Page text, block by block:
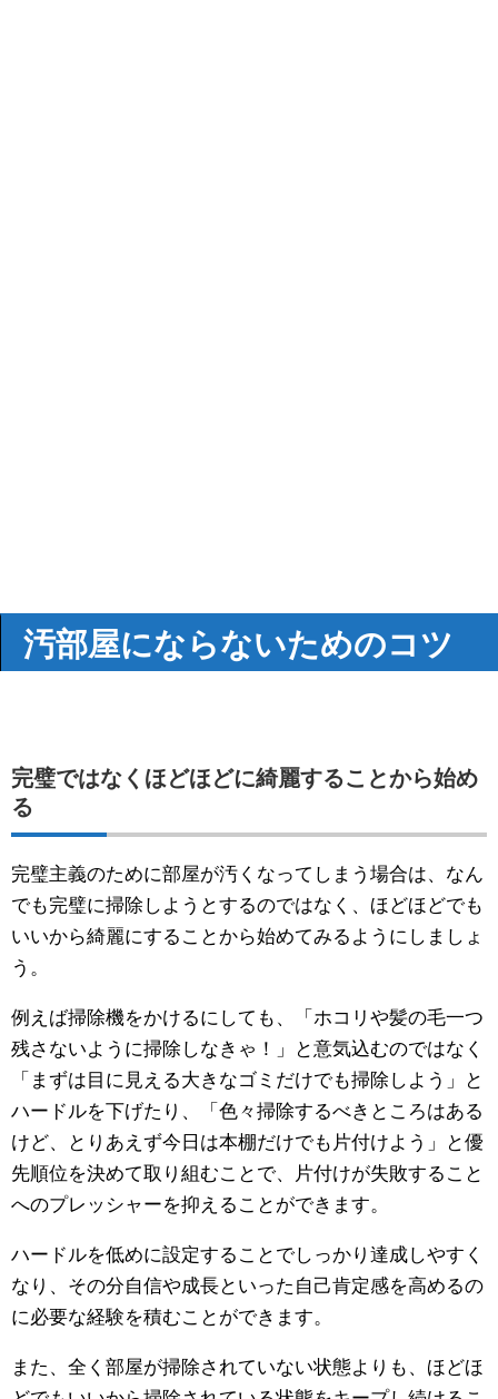
汚部屋にならないためのコツ
完璧ではなくほどほどに綺麗することから始め
る
完璧主義のために部屋が汚くなってしまう場合は、なん
でも完璧に掃除しようとするのではなく、ほどほどでも
いいから綺麗にすることから始めてみるようにしましょ
う。
例えば掃除機をかけるにしても、「ホコリや髪の毛一つ
残さないように掃除しなきゃ！」と意気込むのではなく
「まずは目に見える大きなゴミだけでも掃除しよう」と
ハードルを下げたり、「色々掃除するべきところはある
けど、とりあえず今日は本棚だけでも片付けよう」と優
先順位を決めて取り組むことで、片付けが失敗すること
へのプレッシャーを抑えることができます。
ハードルを低めに設定することでしっかり達成しやすく
なり、その分自信や成長といった自己肯定感を高めるの
に必要な経験を積むことができます。
また、全く部屋が掃除されていない状態よりも、ほどほ